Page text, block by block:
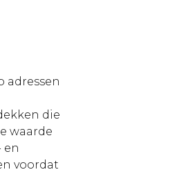
adressen
die
waarde
en
voordat